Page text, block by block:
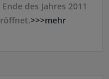
des Jahres 2011
>>>mehr